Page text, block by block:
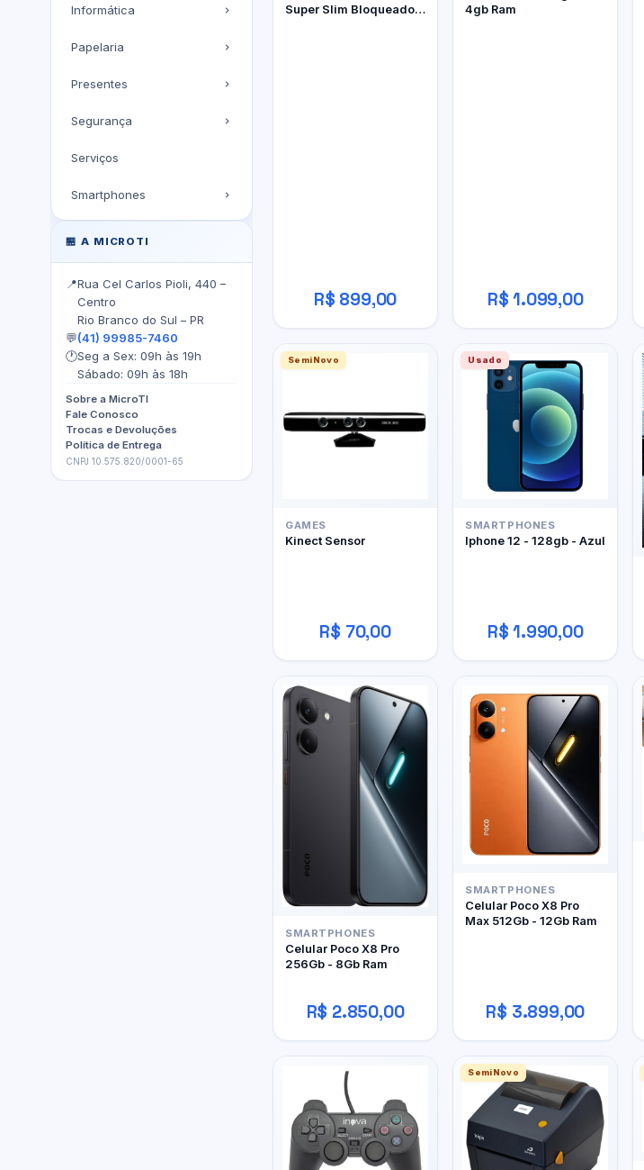
Informática
Papelaria
Presentes
Segurança
Serviços
Smartphones
🏪 A MICROTI
📍Rua Cel Carlos Pioli, 440 –
Centro
Rio Branco do Sul – PR
💬(41) 99985-7460
🕐Seg a Sex: 09h às 19h
Sábado: 09h às 18h
Sobre a MicroTI
Fale Conosco
Trocas e Devoluções
Política de Entrega
CNPJ 10.575.820/0001-65
Super Slim Bloqueado +
R$ 899,00
4gb Ram
R$ 1.099,00
SemiNovo
GAMES
Kinect Sensor
R$ 70,00
Usado
SMARTPHONES
Iphone 12 - 128gb - Azul
R$ 1.990,00
SMARTPHONES
Celular Poco X8 Pro
256Gb - 8Gb Ram
R$ 2.850,00
SMARTPHONES
Celular Poco X8 Pro
Max 512Gb - 12Gb Ram
R$ 3.899,00
SemiNovo